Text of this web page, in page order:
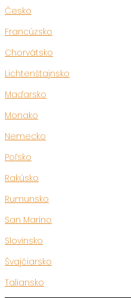
Česko
Francúzsko
Chorvátsko
Lichtenštajnsko
Maďarsko
Monako
Nemecko
Poľsko
Rakúsko
Rumunsko
San Maríno
Slovinsko
Švajčiarsko
Taliansko